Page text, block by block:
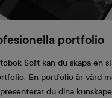
portfolio
Soft kan du skapa en
En portfolio är värd
du dina